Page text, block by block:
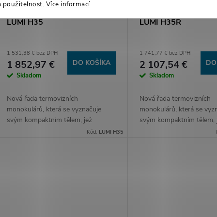
použitelnost. Více informací
LUMI H35
1 531,38 € bez DPH
1 852,97 €
Skladom
DO KOŠÍKA
Nová řada termovizních
monokulárů, která se vyznačuje
svým kompaktním tělem, jež
nezapře své silné schopnosti. Díky
Kód: LUMI H35
LUMI H35R
1 741,77 € bez DPH
2 107,54 €
Skladom
Nová řada termovizních
monokulárů, která se
svým kompaktním tělem,
nezapře své silné